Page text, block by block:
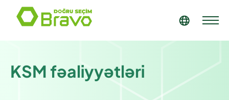
KSM fəaliyyətləri